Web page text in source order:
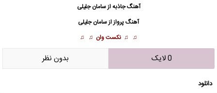
آهنگ جاذبه ازسامان جلیلی
آهنگ پرواز ازسامان جلیلی
♫ ♫ نکست وان ♫ ♫
0 لایک بدون نظر
دانلود